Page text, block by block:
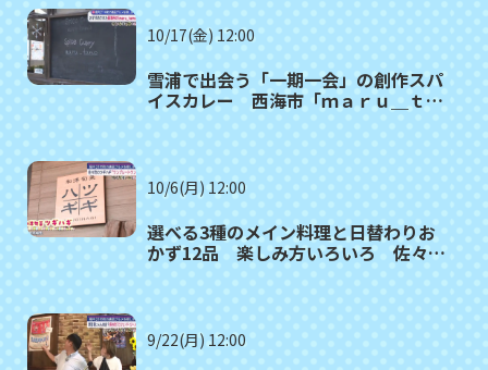
10/17(金) 12:00
雪浦で出会う「一期一会」の創作スパ
イスカレー 西海市「ｍａｒｕ＿ｔａ
10/6(月) 12:00
選べる3種のメイン料理と日替わりお
かず12品 楽しみ方いろいろ 佐々町
9/22(月) 12:00